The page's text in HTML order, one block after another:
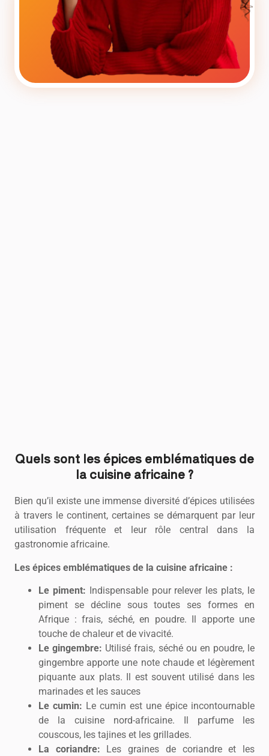
Quels sont les épices emblématiques de
la cuisine africaine ?
Bien qu’il existe une immense diversité d’épices utilisées
à travers le continent, certaines se démarquent par leur
utilisation fréquente et leur rôle central dans la
gastronomie africaine.
Les épices emblématiques de la cuisine africaine :
Le piment: Indispensable pour relever les plats, le
piment se décline sous toutes ses formes en
Afrique : frais, séché, en poudre. Il apporte une
touche de chaleur et de vivacité.
Le gingembre: Utilisé frais, séché ou en poudre, le
gingembre apporte une note chaude et légèrement
piquante aux plats. Il est souvent utilisé dans les
marinades et les sauces
Le cumin: Le cumin est une épice incontournable
de la cuisine nord-africaine. Il parfume les
couscous, les tajines et les grillades.
La coriandre: Les graines de coriandre et les